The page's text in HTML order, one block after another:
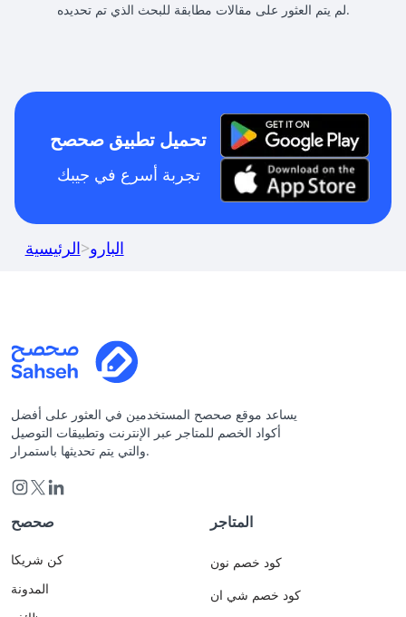
لم يتم العثور على مقالات مطابقة للبحث الذي تم تحديده.
تحميل تطبيق صحصح
تجربة أسرع في جيبك
الرئيسية>البارو
يساعد موقع صحصح المستخدمين في العثور على أفضل
أكواد الخصم للمتاجر عبر الإنترنت وتطبيقات التوصيل
والتي يتم تحديثها باستمرار.
صحصح
كن شريكا
المدونة
المتاجر
كود خصم نون
كود خصم شي ان